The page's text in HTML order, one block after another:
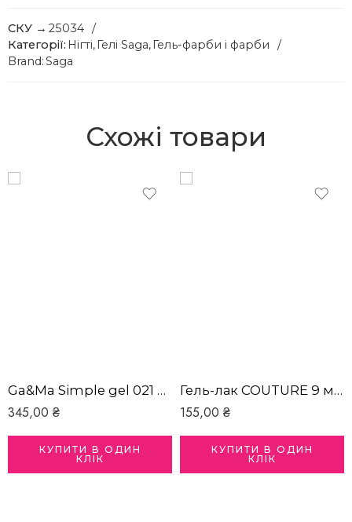
СКУ → 25034
Категорії: Нігті, Гелі Saga, Гель-фарби і фарби
Brand:Saga
Схожі товари
Ga&Ma Simple gel 021 Pastelnyy / Сімпл гель 021 Пастельний
345,00 ₴
КУПИТИ В ОДИН
КЛІК
Гель-лак COUTURE 9 мл (056)
155,00 ₴
КУПИТИ В ОДИН
КЛІК